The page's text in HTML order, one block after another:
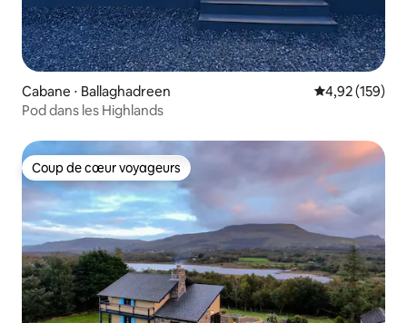
Cabane ⋅ Ballaghadreen Évaluation
4,92 (159)
Pod dans les Highlands
Coup de cœur voyageurs
Coup de cœur voyageurs